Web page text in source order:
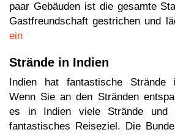
paar Gebäuden ist die gesamte
Gastfreundschaft gestrichen und
ein
Strände in Indien
Indien hat fantastische Strände
Wenn Sie an den Stränden
es in Indien viele Strände
fantastisches Reiseziel. Die